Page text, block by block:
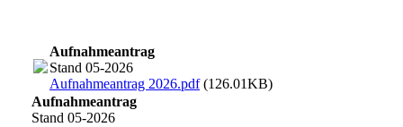
Aufnahmeantrag
Stand 05-2026
Aufnahmeantrag 2026.pdf(126.01KB)
Aufnahmeantrag
Stand 05-2026